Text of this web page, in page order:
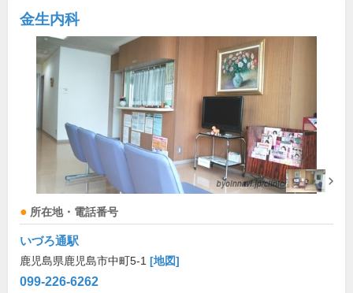
金生内科
所在地・電話番号
いづろ通駅
鹿児島県鹿児島市中町5-1 [地図]
099-226-6262